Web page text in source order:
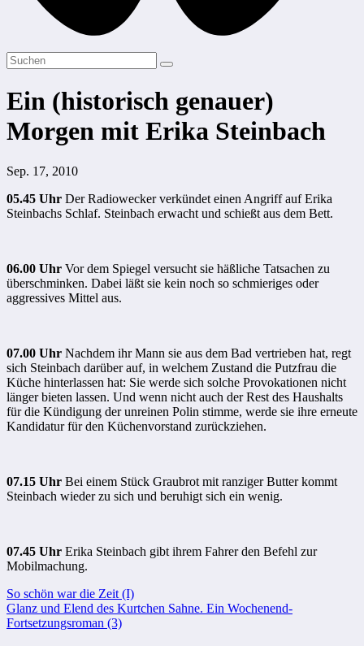
Ein (historisch genauer)
Morgen mit Erika Steinbach
Sep. 17, 2010
05.45 Uhr Der Radiowecker verkündet einen Angriff auf Erika
Steinbachs Schlaf. Steinbach erwacht und schießt aus dem Bett.
06.00 Uhr Vor dem Spiegel versucht sie häßliche Tatsachen zu
überschminken. Dabei läßt sie kein noch so schmieriges oder
aggressives Mittel aus.
07.00 Uhr Nachdem ihr Mann sie aus dem Bad vertrieben hat, regt
sich Steinbach darüber auf, in welchem Zustand die Putzfrau die
Küche hinterlassen hat: Sie werde sich solche Provokationen nicht
länger bieten lassen. Und wenn nicht auch der Rest des Haushalts
für die Kündigung der unreinen Polin stimme, werde sie ihre erneute
Kandidatur für den Küchenvorstand zurückziehen.
07.15 Uhr Bei einem Stück Graubrot mit ranziger Butter kommt
Steinbach wieder zu sich und beruhigt sich ein wenig.
07.45 Uhr Erika Steinbach gibt ihrem Fahrer den Befehl zur
Mobilmachung.
Beitragsnavigation
So schön war die Zeit (I)
Glanz und Elend des Kurtchen Sahne. Ein Wochenend-
Fortsetzungsroman (3)